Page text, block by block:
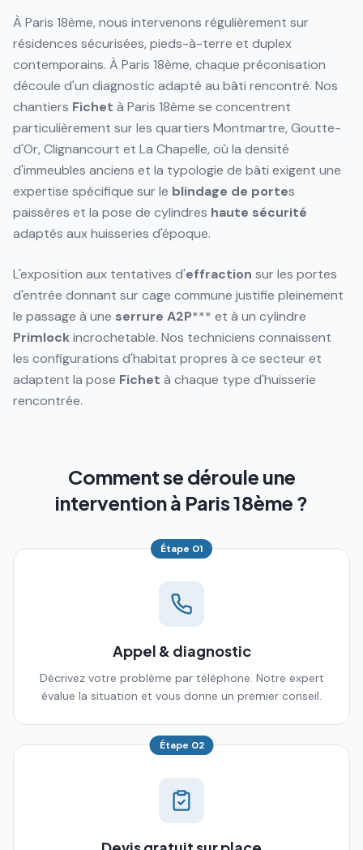
À Paris 18ème, nous intervenons régulièrement sur
résidences sécurisées, pieds-à-terre et duplex
contemporains. À Paris 18ème, chaque préconisation
découle d'un diagnostic adapté au bâti rencontré. Nos
chantiers Fichet à Paris 18ème se concentrent
particulièrement sur les quartiers Montmartre, Goutte-
d'Or, Clignancourt et La Chapelle, où la densité
d'immeubles anciens et la typologie de bâti exigent une
expertise spécifique sur le blindage de portes
paissères et la pose de cylindres haute sécurité
adaptés aux huisseries d'époque.
L'exposition aux tentatives d'effraction sur les portes
d'entrée donnant sur cage commune justifie pleinement
le passage à une serrure A2P*** et à un cylindre
Primlockincrochetable. Nos techniciens connaissent
les configurations d'habitat propres à ce secteur et
adaptent la pose Fichet à chaque type d'huisserie
rencontrée.
Comment se déroule une
intervention à Paris 18ème ?
Étape 01
Appel & diagnostic
Décrivez votre problème par téléphone. Notre expert
évalue la situation et vous donne un premier conseil.
Étape 02